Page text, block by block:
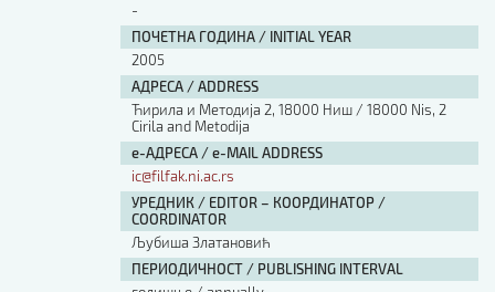
-
ПОЧЕТНА ГОДИНА / INITIAL YEAR
2005
АДРЕСА / ADDRESS
Ћирила и Методија 2, 18000 Ниш / 18000 Nis, 2
Cirila and Metodija
е-АДРЕСА / e-MAIL ADDRESS
ic@filfak.ni.ac.rs
УРЕДНИК / EDITOR – КООРДИНАТОР /
COORDINATOR
Љубиша Златановић
ПЕРИОДИЧНОСТ / PUBLISHING INTERVAL